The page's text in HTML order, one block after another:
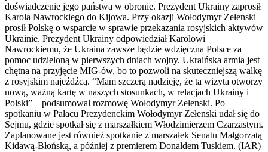
doświadczenie jego państwa w obronie. Prezydent Ukrainy zaprosił
Karola Nawrockiego do Kijowa. Przy okazji Wołodymyr Zełenski
prosił Polskę o wsparcie w sprawie przekazania rosyjskich aktywów
Ukrainie. Prezydent Ukrainy odpowiedział Karolowi
Nawrockiemu, że Ukraina zawsze będzie wdzięczna Polsce za
pomoc udzieloną w pierwszych dniach wojny. Ukraińska armia jest
chętna na przyjęcie MIG-ów, bo to pozwoli na skuteczniejszą walkę
z rosyjskim najeźdźcą. “Mam szczerą nadzieję, że ta wizyta otworzy
nową, ważną kartę w naszych stosunkach, w relacjach Ukrainy i
Polski” – podsumował rozmowę Wołodymyr Zełenski. Po
spotkaniu w Pałacu Prezydenckim Wołodymyr Zełenski udał się do
Sejmu, gdzie spotkał się z marszałkiem Włodzimierzem Czarzastym.
Zaplanowane jest również spotkanie z marszałek Senatu Małgorzatą
Kidawą-Błońską, a później z premierem Donaldem Tuskiem. (IAR)